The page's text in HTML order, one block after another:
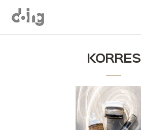
KORRES